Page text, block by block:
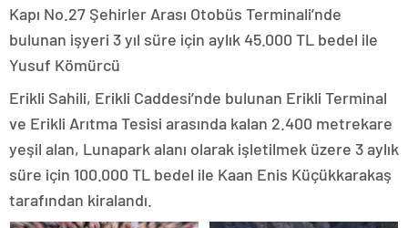
Kapı No.27 Şehirler Arası Otobüs Terminali’nde
bulunan işyeri 3 yıl süre için aylık 45.000 TL bedel ile
Yusuf Kömürcü
Erikli Sahili, Erikli Caddesi’nde bulunan Erikli Terminal
ve Erikli Arıtma Tesisi arasında kalan 2.400 metrekare
yeşil alan, Lunapark alanı olarak işletilmek üzere 3 aylık
süre için 100.000 TL bedel ile Kaan Enis Küçükkarakaş
tarafından kiralandı.